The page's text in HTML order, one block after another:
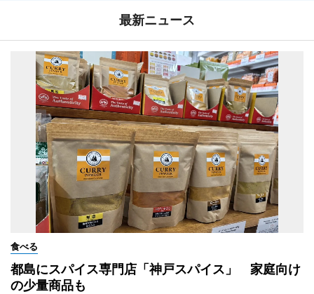
最新ニュース
食べる
都島にスパイス専門店「神戸スパイス」 家庭向け
の少量商品も